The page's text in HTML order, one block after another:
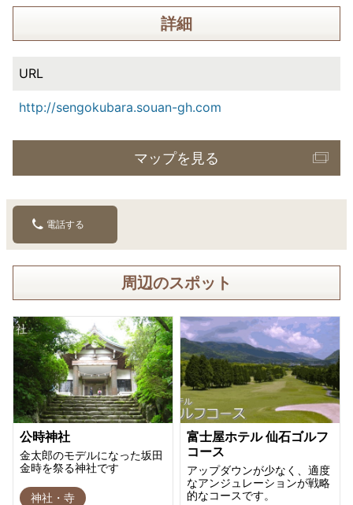
詳細
URL
http://sengokubara.souan-gh.com
マップを見る
電話する
周辺のスポット
公時神社
金太郎のモデルになった坂田
金時を祭る神社です
神社・寺
富士屋ホテル 仙石ゴルフ
コース
アップダウンが少なく、適度
なアンジュレーションが戦略
的なコースです。